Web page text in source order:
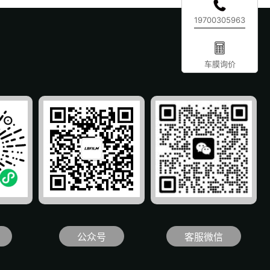
公众号 客服微信
19700305963
车膜询价